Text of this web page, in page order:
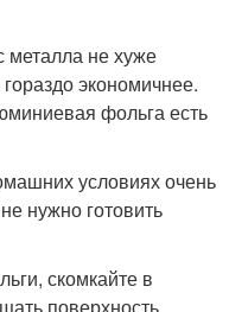
металла не хуже
экономичнее.
фольга есть
условиях очень
нужно готовить
скомкайте в
поверхность.